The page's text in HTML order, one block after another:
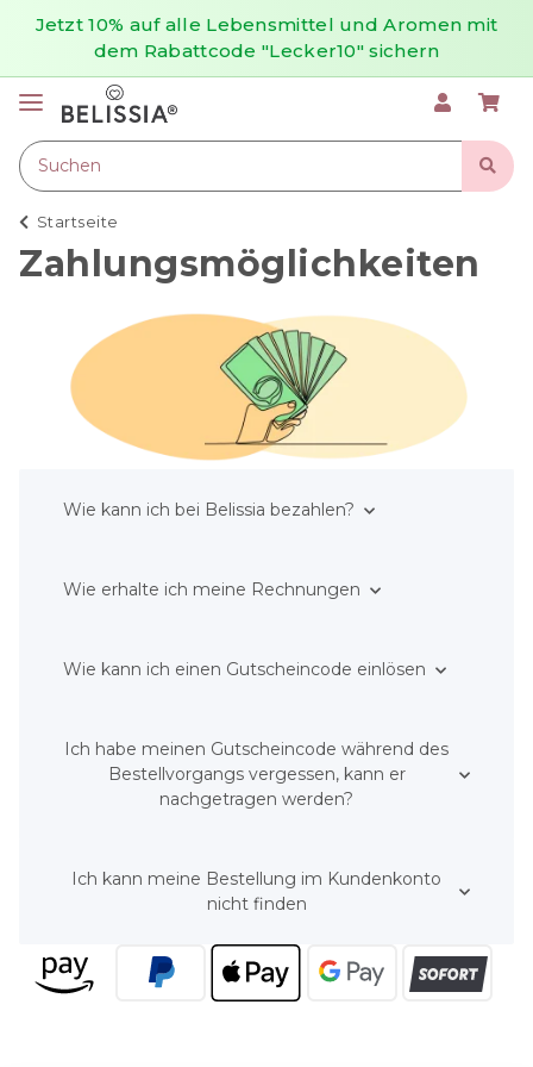
Jetzt 10% auf alle Lebensmittel und Aromen mit
dem Rabattcode "Lecker10" sichern
Startseite
Zahlungsmöglichkeiten
Wie kann ich bei Belissia bezahlen?
Wie erhalte ich meine Rechnungen
Wie kann ich einen Gutscheincode einlösen
Ich habe meinen Gutscheincode während des
Bestellvorgangs vergessen, kann er
nachgetragen werden?
Ich kann meine Bestellung im Kundenkonto
nicht finden